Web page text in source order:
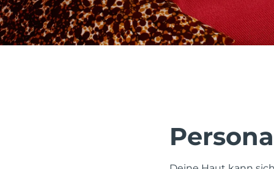
BELIEBT